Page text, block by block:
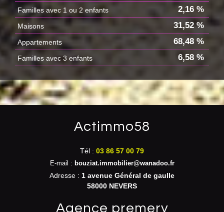
Familles avec 1 ou 2 enfants 2,16 %
Maisons 31,52 %
Appartements 68,48 %
Familles avec 3 enfants 6,58 %
actimmo58
Tél : 03 86 57 00 79
E-mail : bouziat.immobilier@wanadoo.fr
Adresse : 1 avenue Général de gaulle
58000 NEVERS
agence premery